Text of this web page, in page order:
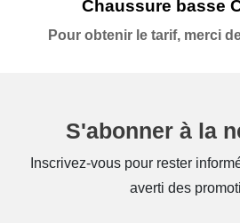
Chaussure basse
Pour obtenir le tarif, merci
S'abonner à la
Inscrivez-vous pour rester
averti des